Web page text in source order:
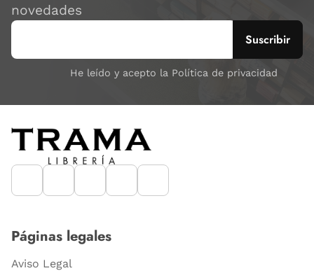
novedades
He leído y acepto la Política de privacidad
Páginas legales
Aviso Legal